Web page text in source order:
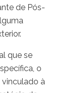
de Pós-
que se
o
à